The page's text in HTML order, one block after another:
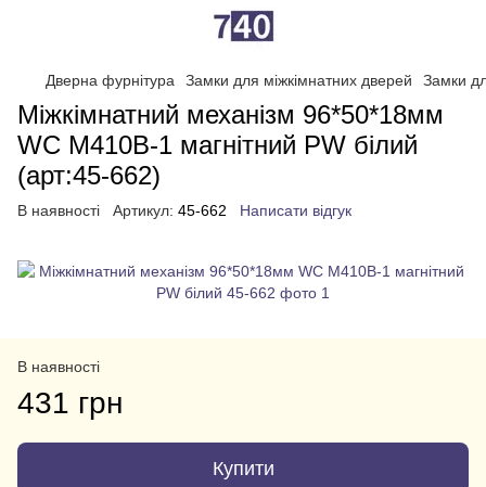
Дверна фурнітура Замки для міжкімнатних дверей Замки
Міжкімнатний механізм 96*50*18мм
WC М410B-1 магнітний PW білий
(арт:45-662)
В наявності Артикул: 45-662 Написати відгук
В наявності
431 грн
Купити